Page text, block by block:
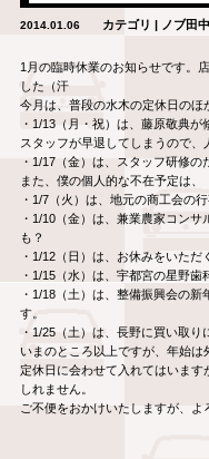
2014.01.06 カテゴリ | ノブ田
1月の臨時休業のお知らせです。
した（汗
今月は、普段の水木の定休日のほ
・1/13（月・祝）は、藤原敬典
スタッフが早退してしまうので、
・1/17（金）は、スタッフ研修の
また、僕の個人的な不在予定は、
・1/7（火）は、地元の商工会の
・1/10（金）は、兼業農家コン
も？
・1/12（日）は、お休みをいただ
・1/15（水）は、宇都宮の星野歯
・1/18（土）は、整備振興会の
す。
・1/25（土）は、長野に買い取り
いまのところ以上ですが、年始
定休日に会わせて入れてはいま
しれません。
ご不便をおかけいたしますが、